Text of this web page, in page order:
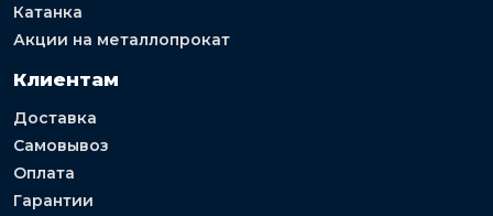
Катанка
Акции на металлопрокат
Клиентам
Доставка
Самовывоз
Оплата
Гарантии